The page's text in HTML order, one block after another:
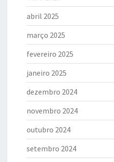
abril 2025
março 2025
fevereiro 2025
janeiro 2025
dezembro 2024
novembro 2024
outubro 2024
setembro 2024